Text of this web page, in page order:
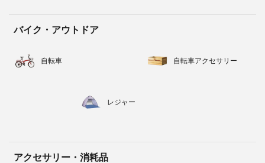
バイク・アウトドア
自転車 自転車アクセサリー
レジャー
アクセサリー・消耗品